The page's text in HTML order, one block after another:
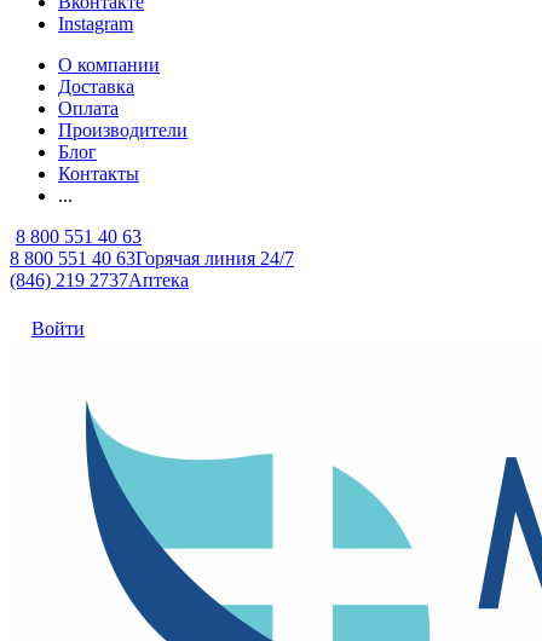
Instagram
О компании
Доставка
Оплата
Производители
Блог
Контакты
...
8 800 551 40 63
8 800 551 40 63Горячая линия 24/7
(846) 219 2737Аптека
Войти